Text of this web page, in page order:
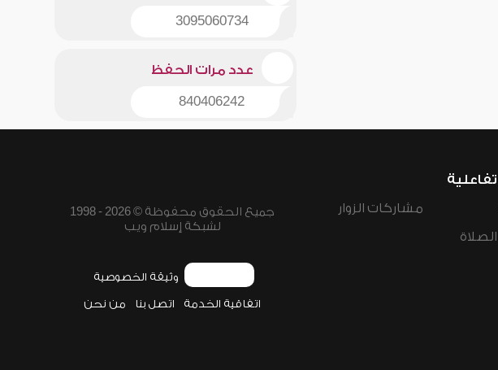
3095060734
عدد مرات الحفظ
840406242
مشاركات الزوار
جميع الحقوق محفوظة © 2026 - 1998
لشبكة إسلام ويب
وثيقة الخصوصية
اتفاقية الخدمة اتصل بنا من نحن